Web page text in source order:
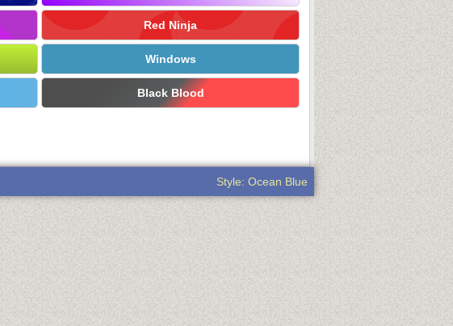
Red Ninja
Windows
Black Blood
Style: Ocean Blue